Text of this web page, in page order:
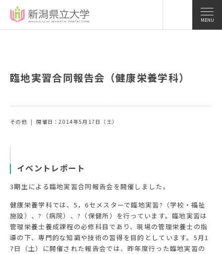
MENU
臨地実習合同報告会（健康栄養学科）
その他 開催日：2014年5月17日（土）
イベントレポート
3期生による臨地実習合同報告会を開催しました。
健康栄養学科では、5，6セメスターで臨地実習?（学校・福祉
施設）、?（病院）、?（保健所）を行っています。臨地実習は
管理栄養士養成課程の必修科目であり、現場の管理栄養士の指
導の下、専門的な知識や技術の習得を目的としています。5月1
7日（土）に開催された報告会では、昨年度行った臨地実習の